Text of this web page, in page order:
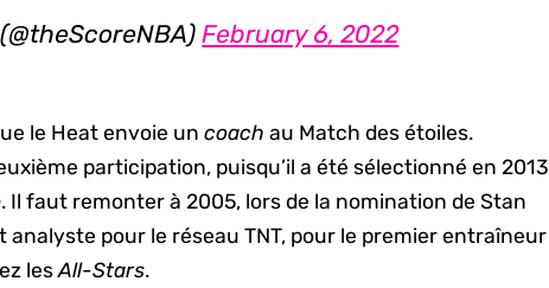
February 6, 2022
le Heat envoie uncoach au Match des étoiles.
participation, puisqu’il a été sélectionné en 2013
. Il faut remonter à 2005, lors de la nomination de Stan
analyste pour le réseau TNT, pour le premier entraîneur
lesAll-Stars.